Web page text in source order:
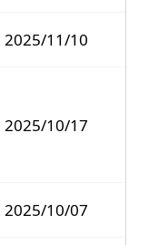
2025/11/10
2025/10/17
2025/10/07